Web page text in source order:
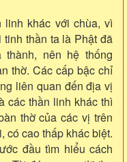
linh khác với chùa, vì
thần ta là Phật đã
nên hệ thống
thờ. Các cấp bậc chỉ
liên quan đến địa vị
các thần linh khác thì
thờ của các vị trên
có cao thấp khác biệt.
đầu tìm hiểu cách